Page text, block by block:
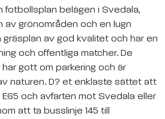
fotbollsplan belägen i Svedala,
av grönområden och en lugn
gräsplan av god kvalitet och har en
och offentliga matcher. De
gott om parkering och är
naturen. D? et enklaste sättet att
och avfarten mot Svedala eller
att ta busslinje 145 till